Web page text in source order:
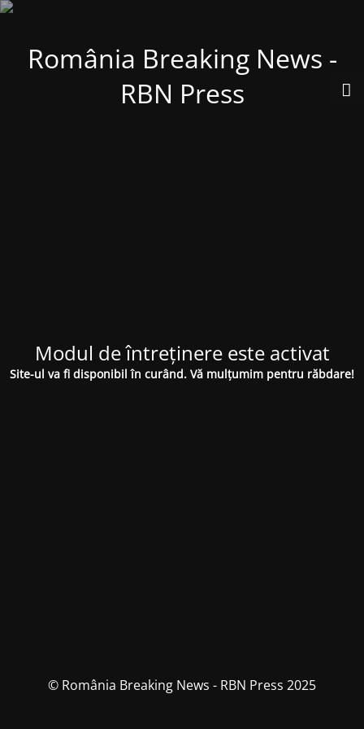
România Breaking News -
RBN Press
Modul de întreținere este activat
Site-ul va fi disponibil în curând. Vă mulțumim pentru răbdare!
© România Breaking News - RBN Press 2025